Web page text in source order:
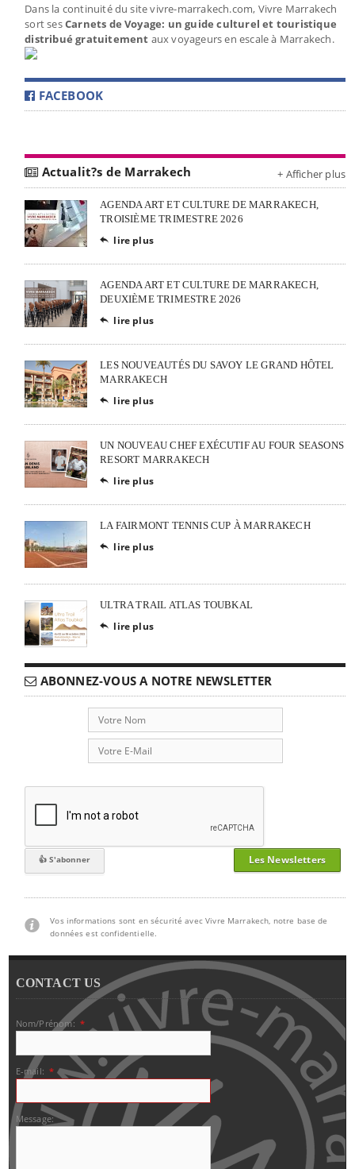
Dans la continuité du site vivre-marrakech.com, Vivre Marrakech
sort sesCarnets de Voyage: un guide culturel et touristique
distribué gratuitement aux voyageurs en escale à Marrakech.
FACEBOOK
Actualit?s de Marrakech + Afficher plus
AGENDA ART ET CULTURE DE MARRAKECH,
TROISIÈME TRIMESTRE 2026
 lire plus
AGENDA ART ET CULTURE DE MARRAKECH,
DEUXIÈME TRIMESTRE 2026
 lire plus
LES NOUVEAUTÉS DU SAVOY LE GRAND HÔTEL
MARRAKECH
 lire plus
UN NOUVEAU CHEF EXÉCUTIF AU FOUR SEASONS
RESORT MARRAKECH
 lire plus
LA FAIRMONT TENNIS CUP À MARRAKECH
 lire plus
ULTRA TRAIL ATLAS TOUBKAL
 lire plus
ABONNEZ-VOUS A NOTRE NEWSLETTER
Les Newsletters
Vos informations sont en sécurité avec Vivre Marrakech, notre base de
données est confidentielle.
CONTACT US
Nom/Prénom: *
E-mail: *
Message: